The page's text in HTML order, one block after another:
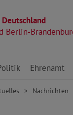
Berlin-
springen
Ehrenamt
Nachrichten